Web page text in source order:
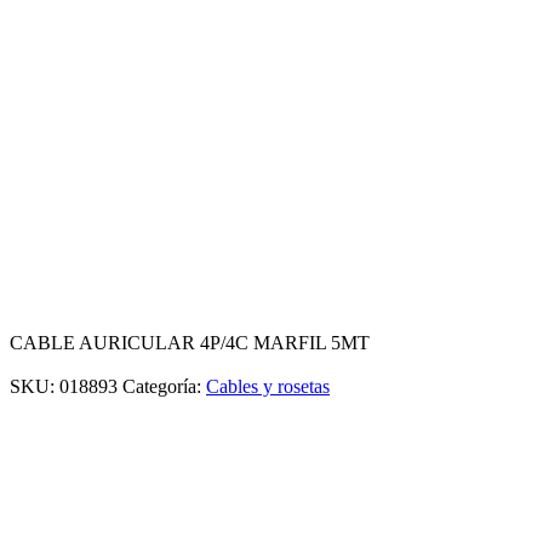
CABLE AURICULAR 4P/4C MARFIL 5MT
SKU: 018893 Categoría: Cables y rosetas